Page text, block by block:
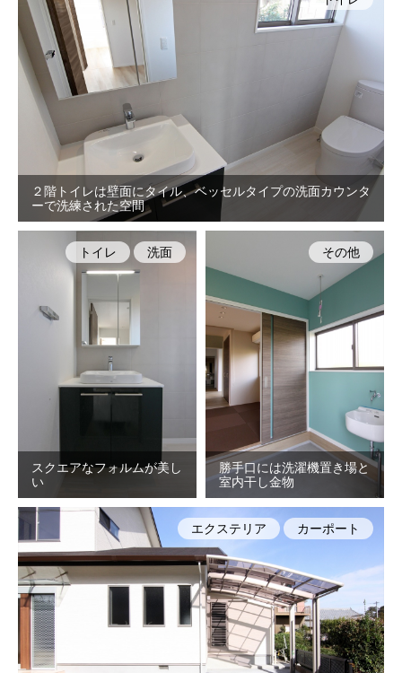
２階トイレは壁面にタイル、ベッセルタイプの洗面カウンタ
ーで洗練された空間
スクエアなフォルムが美し
い
トイレ 洗面
勝手口には洗濯機置き場と
室内干し金物
その他
エクステリア カーポート